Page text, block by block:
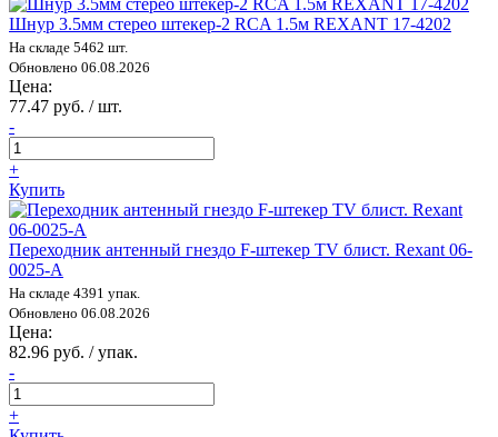
Шнур 3.5мм стерео штекер-2 RCA 1.5м REXANT 17-4202
На складе 5462 шт.
Обновлено 06.08.2026
Цена:
77.47 руб. / шт.
-
+
Купить
Переходник антенный гнездо F-штекер TV блист. Rexant 06-
0025-A
На складе 4391 упак.
Обновлено 06.08.2026
Цена:
82.96 руб. / упак.
-
+